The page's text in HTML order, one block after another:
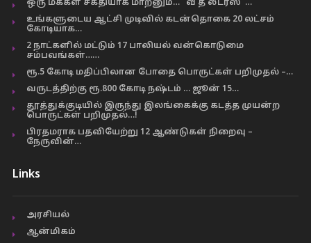
ஒரு மக்கள் சக்தியாக மாறனும்… “வீ த லீடர்ஸ்”…
உங்களுடைய ஆட்சி முடிவில் கடன்தொகை 20 லட்சம்
கோடியாக…
2 நாட்களில் மட்டும் 17 பாலியல் வன்கொடுமை
சம்பவங்கள்……
ரூ.5 கோடி மதிப்பிலான போதை பொருட்கள் பறிமுதல் –…
வருடத்திற்கு ரூ.800 கோடி நஷ்டம் … ஜூன் 15…
தூத்துக்குடியில் இருந்து இலங்கைக்கு கடத்த முயன்ற
பொருட்கள் பறிமுதல்…!
பிரதமராக பதவியேற்று 12 ஆண்டுகள் நிறைவு –
நேருவின்…
Links
அரசியல்
ஆன்மிகம்